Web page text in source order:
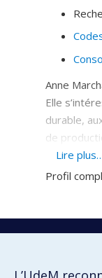
Anne
Elle
durable,
de
design et
membres
travers le
stratégies
Lire
Profil